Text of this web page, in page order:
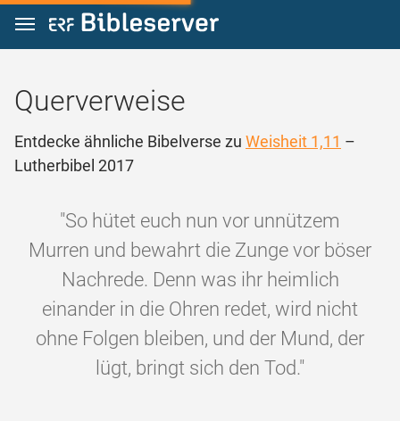
Zum Inhalt springen
Querverweise
Entdecke ähnliche Bibelverse zu Weisheit 1,11 –
Lutherbibel 2017
"So hütet euch nun vor unnützem
Murren und bewahrt die Zunge vor böser
Nachrede. Denn was ihr heimlich
einander in die Ohren redet, wird nicht
ohne Folgen bleiben, und der Mund, der
lügt, bringt sich den Tod."